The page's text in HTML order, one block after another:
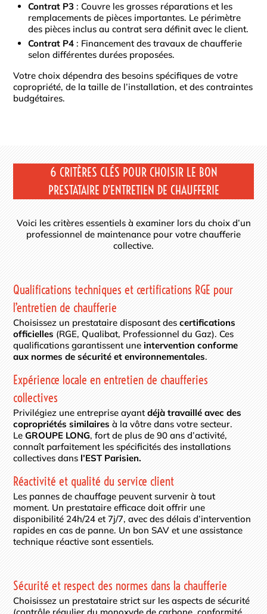
Contrat P3 : Couvre les grosses réparations et les
remplacements de pièces importantes. Le périmètre
des pièces inclus au contrat sera définit avec le client.
Contrat P4 : Financement des travaux de chaufferie
selon différentes durées proposées.
Votre choix dépendra des besoins spécifiques de votre
copropriété, de la taille de l’installation, et des contraintes
budgétaires.
6 CRITÈRES CLÉS POUR CHOISIR LE BON
PRESTATAIRE D’ENTRETIEN DE CHAUFFERIE
Voici les critères essentiels à examiner lors du choix d’un
professionnel de maintenance pour votre chaufferie
collective.
Qualifications techniques et certifications RGE pour
l’entretien de chaufferie
Choisissez un prestataire disposant descertifications
officielles (RGE, Qualibat, Professionnel du Gaz). Ces
qualifications garantissent uneintervention conforme
aux normes de sécurité et environnementales.
Expérience locale en entretien de chaufferies
collectives
Privilégiez une entreprise ayantdéjà travaillé avec des
copropriétés similaires à la vôtre dans votre secteur.
LeGROUPE LONG, fort de plus de 90 ans d’activité,
connaît parfaitement les spécificités des installations
collectives dans l’EST Parisien.
Réactivité et qualité du service client
Les pannes de chauffage peuvent survenir à tout
moment. Un prestataire efficace doit offrir une
disponibilité 24h/24 et 7j/7, avec des délais d’intervention
rapides en cas de panne. Un bon SAV et une assistance
technique réactive sont essentiels.
Sécurité et respect des normes dans la chaufferie
Choisissez un prestataire strict sur les aspects de sécurité